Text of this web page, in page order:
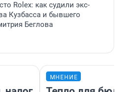
Rolex: как судили экс-
Кузбасса и бывшего
Беглова
МНЕНИЕ